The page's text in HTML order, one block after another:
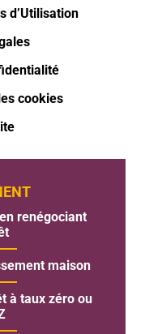
d’Utilisation
cookies
renégociant
maison
à taux zéro ou